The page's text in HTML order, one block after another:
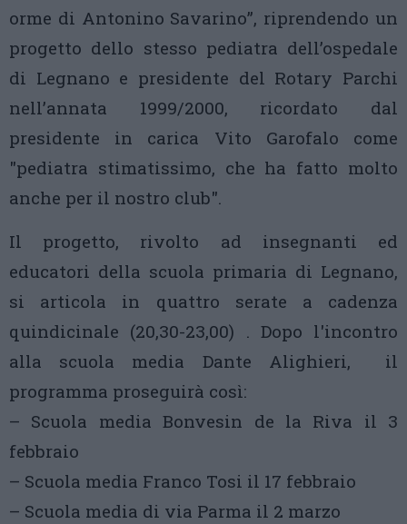
orme di Antonino Savarino”, riprendendo un
progetto dello stesso pediatra dell’ospedale
di Legnano e presidente del Rotary Parchi
nell’annata 1999/2000, ricordato dal
presidente in carica Vito Garofalo come
"pediatra stimatissimo, che ha fatto molto
anche per il nostro club".
Il progetto, rivolto ad insegnanti ed
educatori della scuola primaria di Legnano,
si articola in quattro serate a cadenza
quindicinale (20,30-23,00) . Dopo l'incontro
alla scuola media Dante Alighieri, il
programma proseguirà così:
– Scuola media Bonvesin de la Riva il 3
febbraio
– Scuola media Franco Tosi il 17 febbraio
– Scuola media di via Parma il 2 marzo